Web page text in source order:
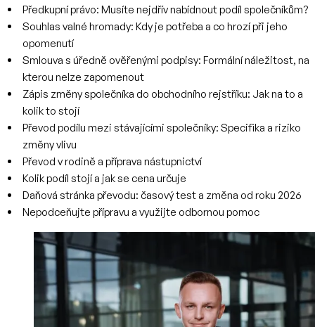
Předkupní právo: Musíte nejdřív nabídnout podíl společníkům?
Souhlas valné hromady: Kdy je potřeba a co hrozí při jeho
opomenutí
Smlouva s úředně ověřenými podpisy: Formální náležitost, na
kterou nelze zapomenout
Zápis změny společníka do obchodního rejstříku: Jak na to a
kolik to stojí
Převod podílu mezi stávajícími společníky: Specifika a riziko
změny vlivu
Převod v rodině a příprava nástupnictví
Kolik podíl stojí a jak se cena určuje
Daňová stránka převodu: časový test a změna od roku 2026
Nepodceňujte přípravu a využijte odbornou pomoc